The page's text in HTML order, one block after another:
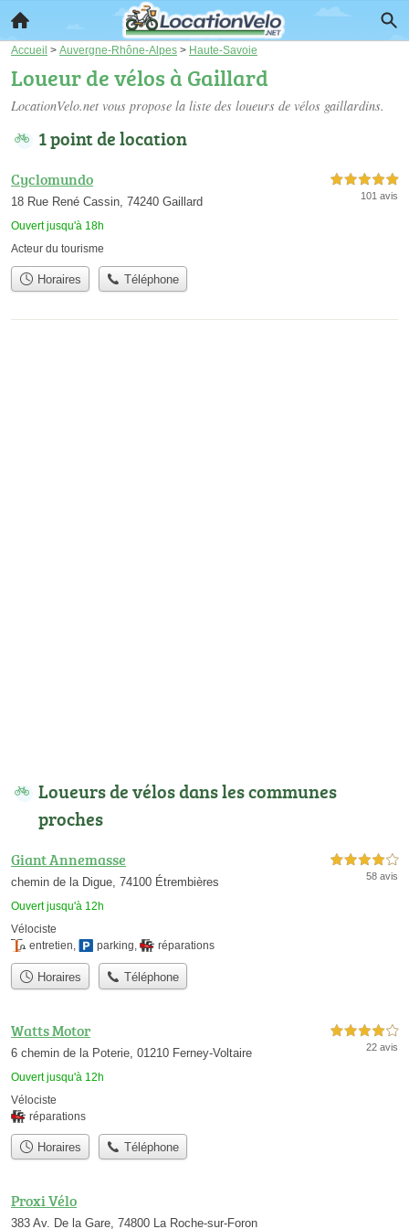
Accueil > Auvergne-Rhône-Alpes > Haute-Savoie
Loueur de vélos à Gaillard
LocationVelo.net vous propose la liste des loueurs de vélos gaillardins.
1 point de location
Cyclomundo
18 Rue René Cassin, 74240 Gaillard
Ouvert jusqu'à 18h
5,0 étoiles sur 5
101 avis
Acteur du tourisme
Horaires Téléphone
Loueurs de vélos dans les communes
proches
Giant Annemasse
chemin de la Digue, 74100 Étrembières
Ouvert jusqu'à 12h
4,0 étoiles sur 5
58 avis
Vélociste
entretien, parking, réparations
Horaires Téléphone
Watts Motor
6 chemin de la Poterie, 01210 Ferney-Voltaire
Ouvert jusqu'à 12h
4,0 étoiles sur 5
22 avis
Vélociste
réparations
Horaires Téléphone
Proxi Vélo
383 Av. De la Gare, 74800 La Roche-sur-Foron